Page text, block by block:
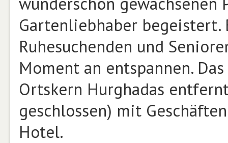
Gartenliebhaber
Ruhesuchenden und
Moment an entspannen.
Ortskern Hurghadas
geschlossen) mit
Hotel.